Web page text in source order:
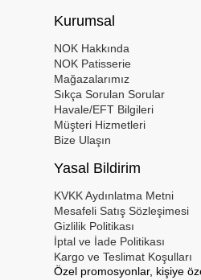
Kurumsal
NOK Hakkında
NOK Patisserie
Mağazalarımız
Sıkça Sorulan Sorular
Havale/EFT Bilgileri
Müşteri Hizmetleri
Bize Ulaşın
Yasal Bildirim
KVKK Aydınlatma Metni
Mesafeli Satış Sözleşimesi
Gizlilik Politikası
İptal ve İade Politikası
Kargo ve Teslimat Koşulları
Özel promosyonlar, kişiye